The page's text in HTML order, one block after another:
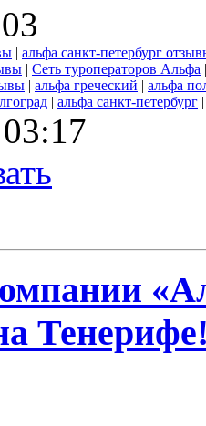
| альфа санкт-петербург
| Сеть туроператоров Альфа
| альфа греческий | альфа
| альфа санкт-петербург